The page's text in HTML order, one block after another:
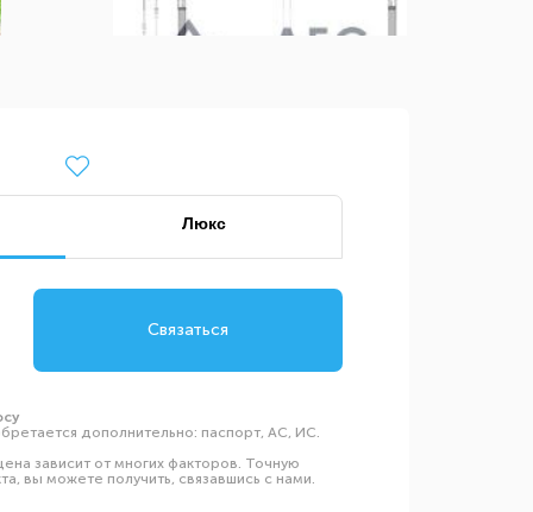
Люкс
Связаться
дополнительно: паспорт, АС, ИС.
зависит от многих факторов. Точную
вы можете получить, связавшись с нами.